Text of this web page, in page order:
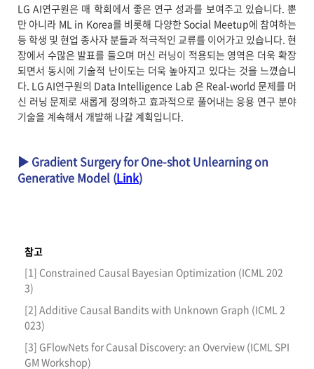
LG AI연구원은 매 학회에서 좋은 연구 성과를 보여주고 있습니다. 뿐
만 아니라 ML in Korea를 비롯해 다양한 Social Meetup에 참여하는
등 학생 및 현업 종사자 분들과 적극적인 교류를 이어가고 있습니다. 현
장에서 수많은 발표를 들으며 머신 러닝이 적용되는 영역은 더욱 확장
되면서 동시에 기술적 난이도는 더욱 높아지고 있다는 것을 느꼈습니
다. LG AI연구원의 Data Intelligence Lab 은 Real-world 문제를 머
신 러닝 문제로 새롭게 정의하고 효과적으로 풀어내는 응용 연구 분야
기술을 계속해서 개발해 나갈 계획입니다.
▶ Gradient Surgery for One-shot Unlearning on
Generative Model (Link)
참고
[1] Constrained Causal Bayesian Optimization (ICML 202
3)
[2] Additive Causal Bandits with Unknown Graph (ICML 2
023)
[3] GFlowNets for Causal Discovery: an Overview (ICML SPI
GM Workshop)